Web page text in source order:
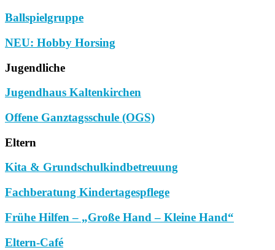
Ballspielgruppe
NEU: Hobby Horsing
Jugendliche
Jugendhaus Kaltenkirchen
Offene Ganztagsschule (OGS)
Eltern
Kita & Grundschulkindbetreuung
Fachberatung Kindertagespflege
Frühe Hilfen – „Große Hand – Kleine Hand“
Eltern-Café